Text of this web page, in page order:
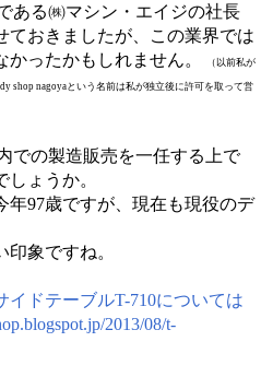
ある㈱マシン・エイジの社長
ておきましたが、この業界では
ったかもしれません。
（以前私が
shop nagoyaという名前は私が独立後に許可を取って営
での製造販売を一任する上で
ょうか。
年97歳ですが、現在も現役のデ
象ですね。
イドテーブルT-710については
2013/08/t-